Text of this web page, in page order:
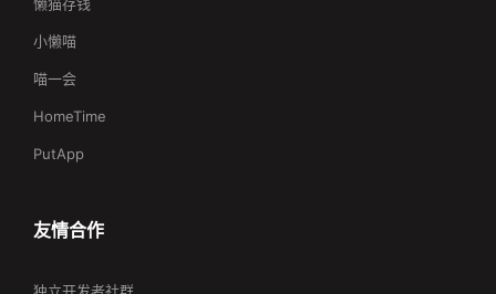
小懒喵
喵一会
HomeTime
PutApp
友情合作